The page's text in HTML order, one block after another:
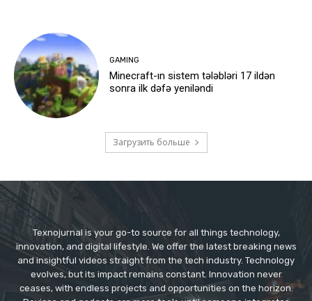
GAMING
Minecraft-ın sistem tələbləri 17 ildən
sonra ilk dəfə yeniləndi
Загрузить больше
Texnojurnal is your go-to source for all things technology,
innovation, and digital lifestyle. We offer the latest breaking news
and insightful videos straight from the tech industry. Technology
evolves, but its impact remains constant. Innovation never
ceases, with endless projects and opportunities on the horizon.